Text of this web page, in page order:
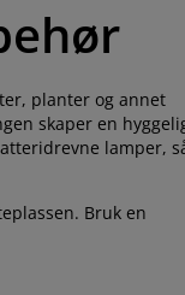
planter og annet
skaper en
lamper,
Bruk en